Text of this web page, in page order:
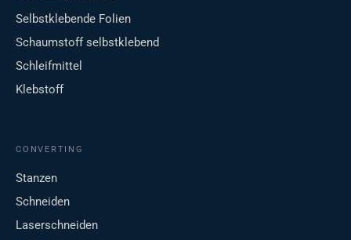
Selbstklebende Folien
Schaumstoff selbstklebend
Schleifmittel
Klebstoff
CONVERTING
Stanzen
Schneiden
Laserschneiden